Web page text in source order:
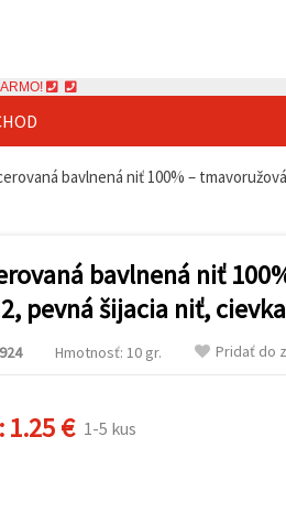
bavlnená niť 100% –
bavlnená niť
pevná šijacia niť,
Hmotnosť: 10 gr. Pridať do
1.25 € 1-5 kus